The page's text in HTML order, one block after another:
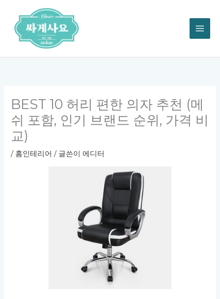
너
BEST 10 허리 편한 의자 추천 (메
쉬 포함, 인기 브랜드 순위, 가격 비
교)
/ 홈인테리어 / 글쓴이 에디터